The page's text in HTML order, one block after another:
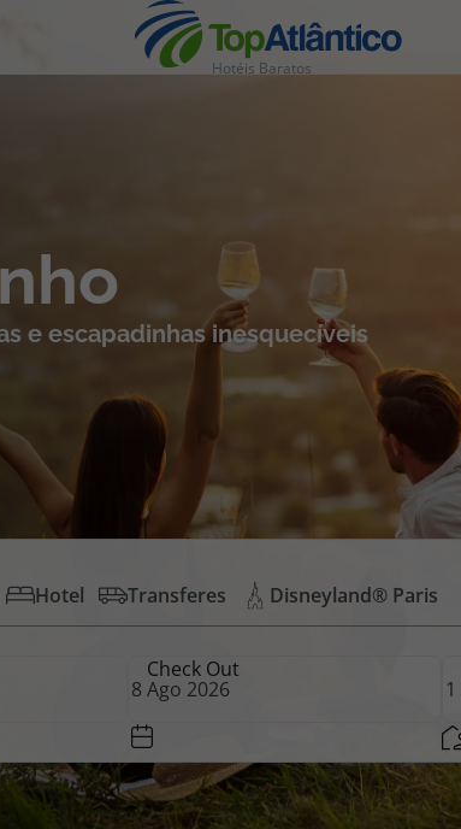
Hotéis Baratos
e escapadinhas inesquecíveis
Hotel Transferes Disneyland® Paris
Check Out